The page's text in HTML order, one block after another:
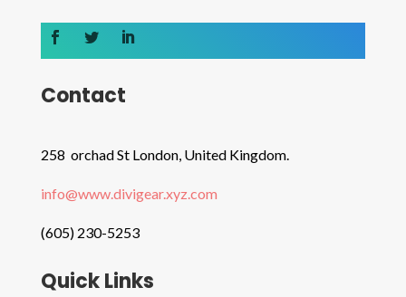
Contact
258 orchad St London, United Kingdom.
info@www.divigear.xyz.com
(605) 230-5253
Quick Links